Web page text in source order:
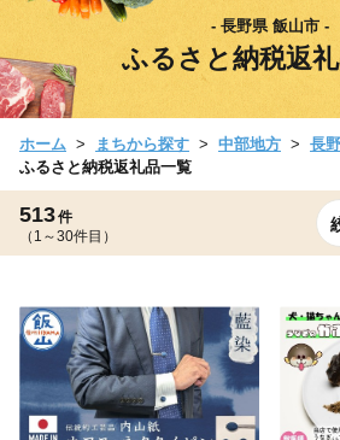
- 長野県 飯山市 -
ふるさと納税返
ホーム まちから探す 中部地方
長
ふるさと納税返礼品一覧
513件
（1～30件目）